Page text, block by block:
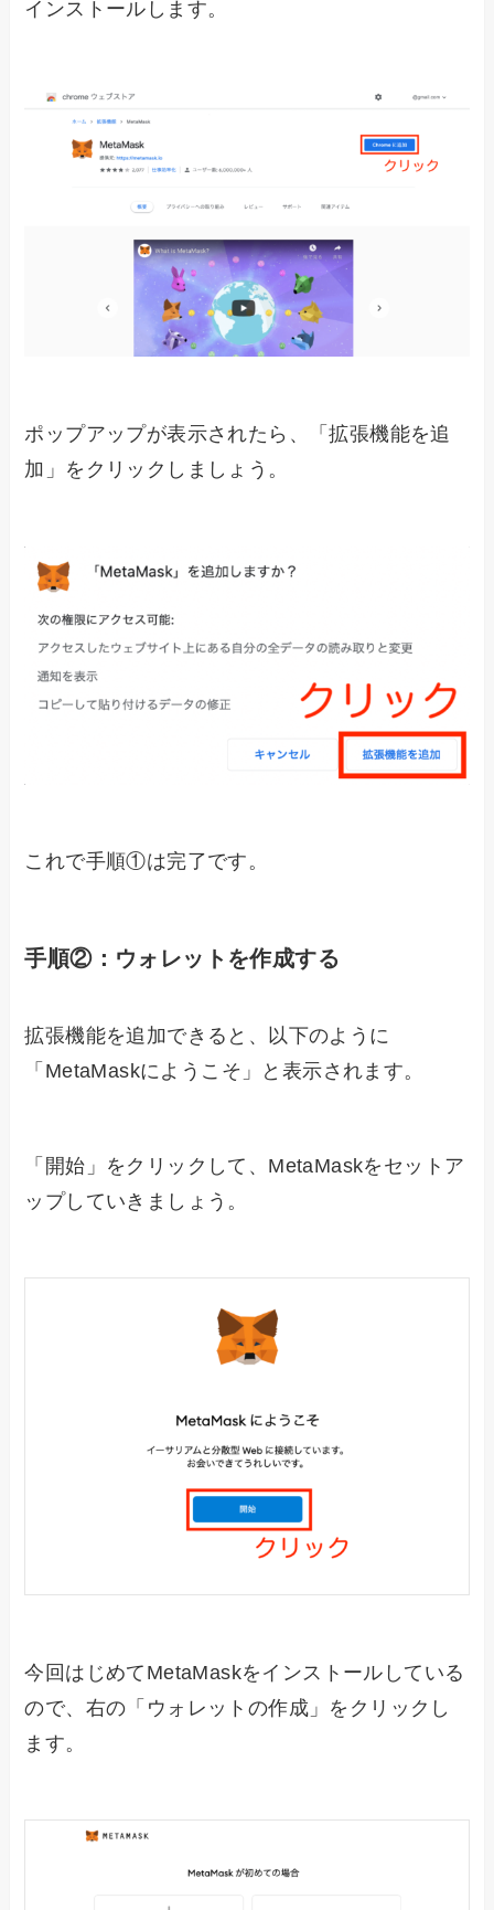
インストールします。
ポップアップが表示されたら、「拡張機能を追
加」をクリックしましょう。
これで手順①は完了です。
手順②：ウォレットを作成する
拡張機能を追加できると、以下のように
「MetaMaskにようこそ」と表示されます。
「開始」をクリックして、MetaMaskをセットア
ップしていきましょう。
今回はじめてMetaMaskをインストールしている
ので、右の「ウォレットの作成」をクリックし
ます。